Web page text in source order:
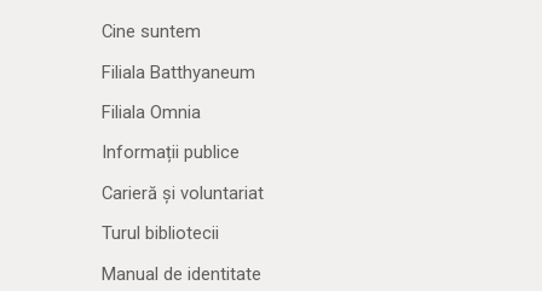
Cine suntem
Filiala Batthyaneum
Filiala Omnia
Informații publice
Carieră și voluntariat
Turul bibliotecii
Manual de identitate